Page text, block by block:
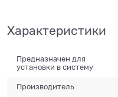
Характеристики
Предназначен для
установки в систему
Производитель